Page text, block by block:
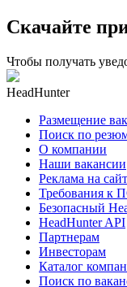
Скачайте
Чтобы получать
HeadHunter
Размещение
Поиск по
О компании
Наши вакансии
Реклама на
Требования к
Безопасный
HeadHunter API
Партнерам
Инвесторам
Каталог
Поиск по